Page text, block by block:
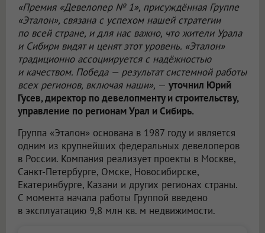
«Премия «Девелопер № 1», присуждённая Группе
«Эталон», связана с успехом нашей стратегии
по всей стране, и для нас важно, что жители Урала
и Сибири видят и ценят этот уровень. «Эталон»
традиционно ассоциируется с надёжностью
и качеством. Победа — результат системной работы
всех регионов, включая наши», — уточнил Юрий
Гусев, директор по девелопменту и строительству,
управление по регионам Урал и Сибирь.
Группа «Эталон» основана в 1987 году и является
одним из крупнейших федеральных девелоперов
в России. Компания реализует проекты в Москве,
Санкт-Петербурге, Омске, Новосибирске,
Екатеринбурге, Казани и других регионах страны.
С момента начала работы Группой введено
в эксплуатацию 9,8 млн кв. м недвижимости.